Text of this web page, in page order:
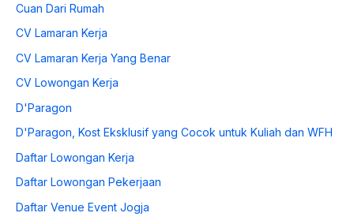
Cuan Dari Rumah
CV Lamaran Kerja
CV Lamaran Kerja Yang Benar
CV Lowongan Kerja
D'Paragon
D'Paragon, Kost Eksklusif yang Cocok untuk Kuliah dan WFH
Daftar Lowongan Kerja
Daftar Lowongan Pekerjaan
Daftar Venue Event Jogja